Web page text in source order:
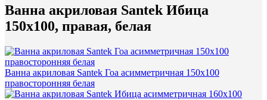
Ванна акриловая Santek Ибица
150х100, правая, белая
Ванна акриловая Santek Гоа асимметричная 150х100
правосторонняя белая